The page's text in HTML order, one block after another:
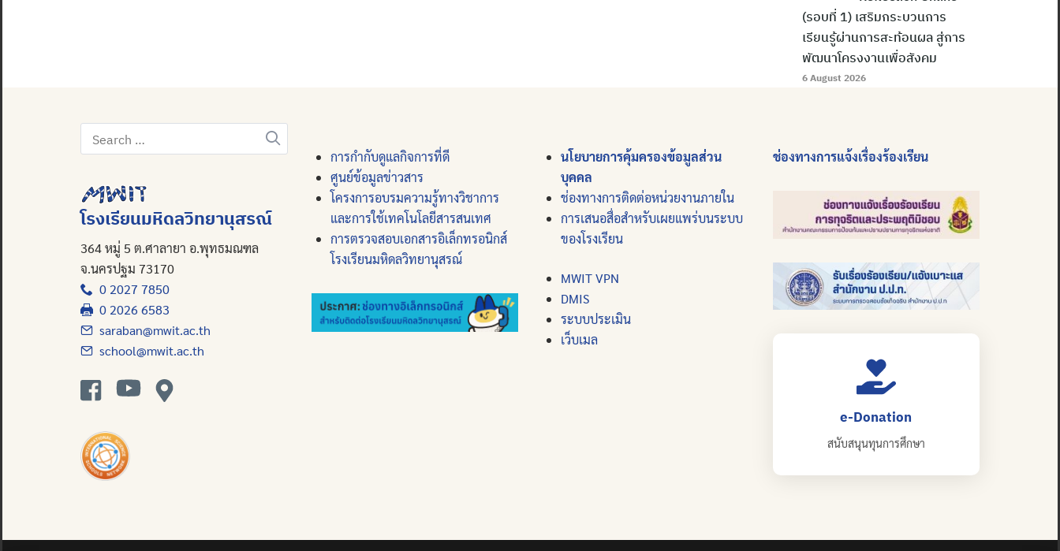
(รอบที่ 1) เสริมกระบวนการ
เรียนรู้ผ่านการสะท้อนผล สู่การ
พัฒนาโครงงานเพื่อสังคม
6 August 2026
Search
for:
โรงเรียนมหิดลวิทยานุสรณ์
364 หมู่ 5 ต.ศาลายา อ.พุทธมณฑล
จ.นครปฐม 73170
0 2027 7850
0 2026 6583
saraban@mwit.ac.th
school@mwit.ac.th
การกำกับดูแลกิจการที่ดี
ศูนย์ข้อมูลข่าวสาร
โครงการอบรมความรู้ทางวิชาการ
และการใช้เทคโนโลยีสารสนเทศ
การตรวจสอบเอกสารอิเล็กทรอนิกส์
โรงเรียนมหิดลวิทยานุสรณ์
นโยบายการคุ้มครองข้อมูลส่วน
บุคคล
ช่องทางการติดต่อหน่วยงานภายใน
การเสนอสื่อสำหรับเผยแพร่บนระบบ
ของโรงเรียน
MWIT VPN
DMIS
ระบบประเมิน
เว็บเมล
ช่องทางการแจ้งเรื่องร้องเรียน
e-Donation
สนับสนุนทุนการศึกษา